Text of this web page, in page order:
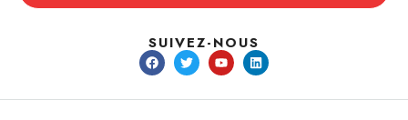
SUIVEZ-NOUS